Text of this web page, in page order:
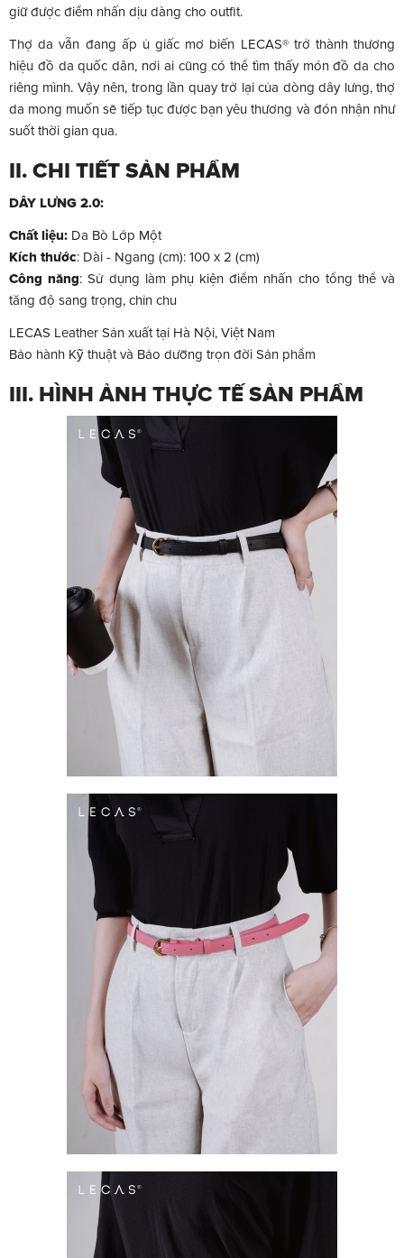
giữ được điểm nhấn dịu dàng cho outfit.
Thợ da vẫn đang ấp ủ giấc mơ biến LECAS® trở thành thương
hiệu đồ da quốc dân, nơi ai cũng có thể tìm thấy món đồ da cho
riêng mình. Vậy nên, trong lần quay trở lại của dòng dây lưng, thợ
da mong muốn sẽ tiếp tục được bạn yêu thương và đón nhận như
suốt thời gian qua.
II. CHI TIẾT SẢN PHẨM
DÂY LƯNG 2.0:
Chất liệu: Da Bò Lớp Một
Kích thước: Dài - Ngang (cm): 100 x 2 (cm)
Công năng: Sử dụng làm phụ kiện điểm nhấn cho tổng thể và
tăng độ sang trọng, chỉn chu
LECAS Leather Sản xuất tại Hà Nội, Việt Nam
Bảo hành Kỹ thuật và Bảo dưỡng trọn đời Sản phẩm
III. HÌNH ẢNH THỰC TẾ SẢN PHẨM